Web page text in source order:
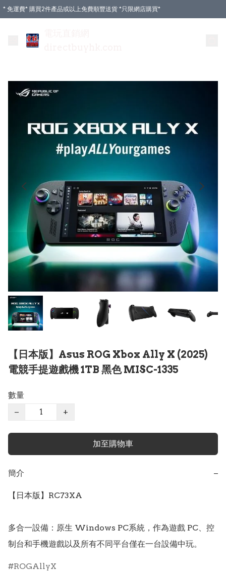
* 免運費* 購買2件產品或以上免費順豐送貨 *只限網店購買*
【日本版】Asus ROG Xbox Ally X (2025)
電競手提遊戲機 1TB 黑色 MISC-1335
數量
−
+
加至購物車
簡介 −
【日本版】RC73XA
多合一設備：原生 Windows PC系統，作為遊戲 PC、控
制台和手機遊戲以及所有不同平台僅在一台設備中玩。
ROGAllyX